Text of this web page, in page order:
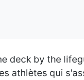
deck by the
athlètes qui